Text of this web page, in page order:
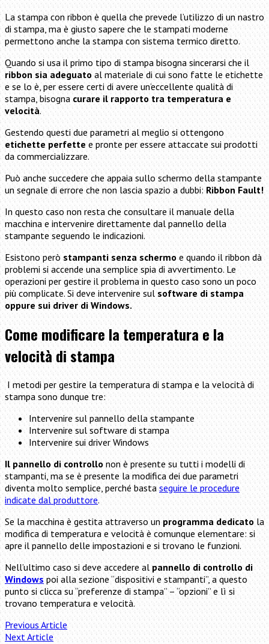
La stampa con ribbon è quella che prevede l’utilizzo di un nastro
di stampa, ma è giusto sapere che le stampati moderne
permettono anche la stampa con sistema termico diretto.
Quando si usa il primo tipo di stampa bisogna sincerarsi che il
ribbon sia adeguatoal materiale di cui sono fatte le etichette
e se lo è, per essere certi di avere un’eccellente qualità di
stampa, bisognacurare il rapporto tra temperatura e
velocità.
Gestendo questi due parametri al meglio si ottengono
etichette perfettee pronte per essere attaccate sui prodotti
da commercializzare.
Può anche succedere che appaia sullo schermo della stampante
un segnale di errore che non lascia spazio a dubbi:Ribbon Fault!
In questo caso non resta che consultare il manuale della
macchina e intervenire direttamente dal pannello della
stampante seguendo le indicazioni.
Esistono peròstampanti senza schermoe quando il ribbon dà
problemi si accende una semplice spia di avvertimento. Le
operazioni per gestire il problema in questo caso sono un poco
più complicate. Si deve intervenire sulsoftware di stampa
oppure sui driver di Windows.
Come modificare la temperatura e la
velocità di stampa
I metodi per gestire la temperatura di stampa e la velocità di
stampa sono dunque tre:
Intervenire sul pannello della stampante
Intervenire sul software di stampa
Intervenire sui driver Windows
Il pannello di controllonon è presente su tutti i modelli di
stampanti, ma se è presente la modifica dei due parametri
diventa molto semplice, perché bastaseguire le procedure
indicate dal produttore.
Se la macchina è gestita attraverso unprogramma dedicatola
modifica di temperatura e velocità è comunque elementare: si
apre il pannello delle impostazioni e si trovano le funzioni.
Nell’ultimo caso si deve accedere alpannello di controllo di
Windowspoi alla sezione “dispositivi e stampanti”, a questo
punto si clicca su “preferenze di stampa” – “opzioni” e lì si
trovano temperatura e velocità.
Previous Article
Next Article